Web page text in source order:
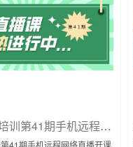
2022年迅维培训第41期手机远程网络直播开课啦！
41期手机远程网络直播开课